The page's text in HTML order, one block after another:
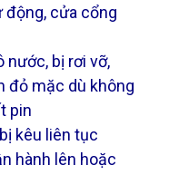
động, cửa cổng
nước, bị rơi vỡ,
đỏ mặc dù không
pin
kêu liên tục
hành lên hoặc